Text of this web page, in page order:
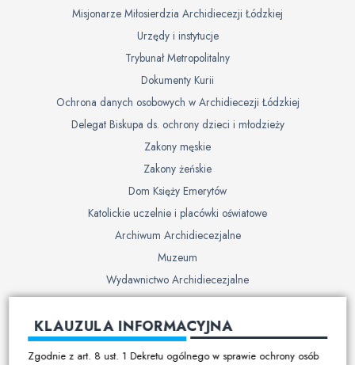
Misjonarze Miłosierdzia Archidiecezji Łódzkiej
Urzędy i instytucje
Trybunał Metropolitalny
Dokumenty Kurii
Ochrona danych osobowych w Archidiecezji Łódzkiej
Delegat Biskupa ds. ochrony dzieci i młodzieży
Zakony męskie
Zakony żeńskie
Dom Księży Emerytów
Katolickie uczelnie i placówki oświatowe
Archiwum Archidiecezjalne
Muzeum
Wydawnictwo Archidiecezjalne
Cmentarze
Duszpasterstwo
KLAUZULA INFORMACYJNA
Zgodnie z art. 8 ust. 1 Dekretu ogólnego w sprawie ochrony osób